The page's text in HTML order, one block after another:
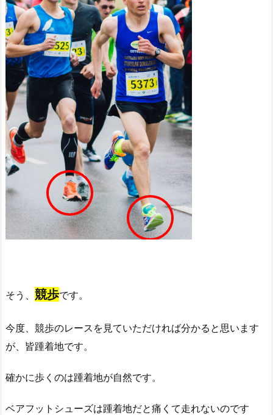
そう、 競歩です。
今度、競歩のレースを見ていただければ分かると思います
が、皆踵着地です。
確かに歩くのは踵着地が自然です。
ベアフットシューズは踵着地だと痛くて走れないのです